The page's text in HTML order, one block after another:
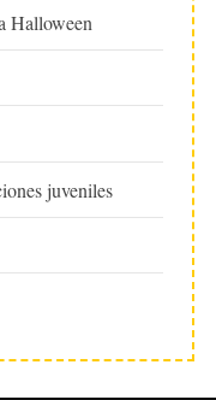
Halloween
juveniles